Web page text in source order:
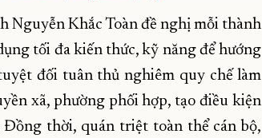
Nguyễn Khắc Toàn đề nghị mỗi thành
tối đa kiến thức, kỹ năng để hướng
đối tuân thủ nghiêm quy chế làm
xã, phường phối hợp, tạo điều kiện
thời, quán triệt toàn thể cán bộ,